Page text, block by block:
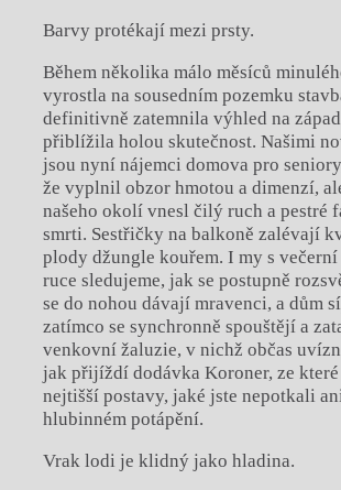
Barvy protékají mezi prsty.
Během několika málo měsíců
vyrostla na sousedním pozemku
definitivně zatemnila výhled na
přiblížila holou skutečnost. Našimi
jsou nyní nájemci domova pro
že vyplnil obzor hmotou a dimenzí,
našeho okolí vnesl čilý ruch a pestré
smrti. Sestřičky na balkoně zalévají
plody džungle kouřem. I my s
ruce sledujeme, jak se postupně
se do nohou dávají mravenci, a dům
zatímco se synchronně spouštějí a
venkovní žaluzie, v nichž občas
jak přijíždí dodávka Koroner, ze
nejtišší postavy, jaké jste nepotkali
hlubinném potápění.
Vrak lodi je klidný jako hladina.